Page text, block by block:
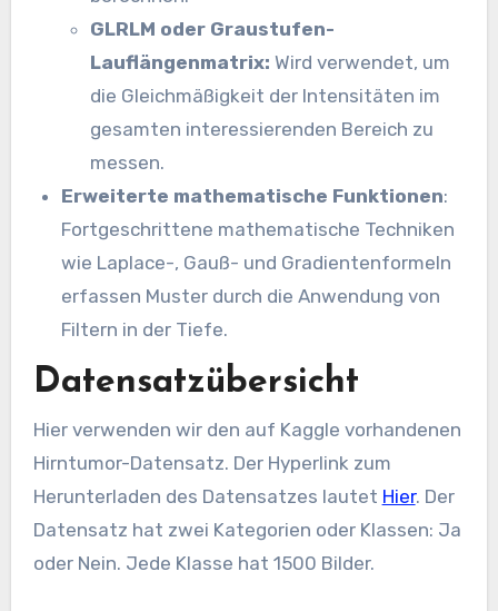
GLRLM oder Graustufen-
Lauflängenmatrix: Wird verwendet, um
die Gleichmäßigkeit der Intensitäten im
gesamten interessierenden Bereich zu
messen.
Erweiterte mathematische Funktionen:
Fortgeschrittene mathematische Techniken
wie Laplace-, Gauß- und Gradientenformeln
erfassen Muster durch die Anwendung von
Filtern in der Tiefe.
Datensatzübersicht
Hier verwenden wir den auf Kaggle vorhandenen
Hirntumor-Datensatz. Der Hyperlink zum
Herunterladen des Datensatzes lautet Hier. Der
Datensatz hat zwei Kategorien oder Klassen: Ja
oder Nein. Jede Klasse hat 1500 Bilder.